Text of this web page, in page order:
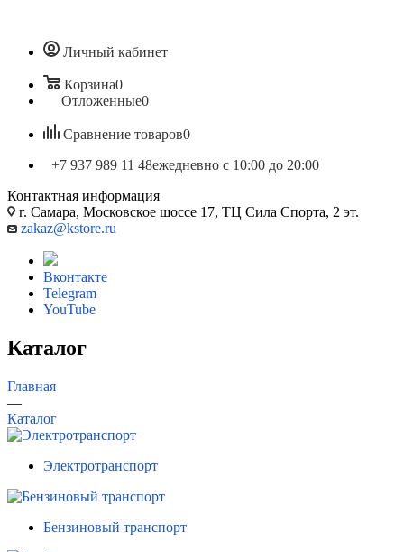
Личный кабинет
Корзина0
Отложенные0
Сравнение товаров0
+7 937 989 11 48ежедневно с 10:00 до 20:00
Контактная информация
г. Самара, Московское шоссе 17, ТЦ Сила Спорта, 2 эт.
zakaz@kstore.ru
Вконтакте
Telegram
YouTube
Каталог
Главная
—
Каталог
Электротранспорт
Бензиновый транспорт